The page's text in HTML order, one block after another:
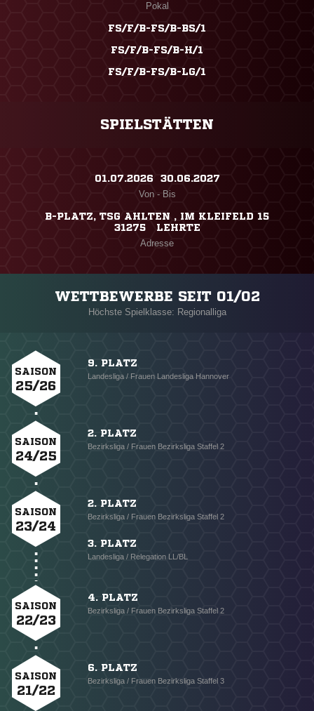
Pokal
FS/F/B-FS/B-BS/1
FS/F/B-FS/B-H/1
FS/F/B-FS/B-LG/1
SPIELSTÄTTEN
01.07.2026 ​ 30.06.2027
Von - Bis
B-PLATZ, TSG AHLTEN , IM KLEIFELD 15
31275 LEHRTE
Adresse
WETTBEWERBE SEIT 01/02
Höchste Spielklasse: Regionalliga
SAISON
25/26
9. PLATZ
Landesliga / Frauen Landesliga Hannover
SAISON
24/25
2. PLATZ
Bezirksliga / Frauen Bezirksliga Staffel 2
SAISON
23/24
2. PLATZ
Bezirksliga / Frauen Bezirksliga Staffel 2
3. PLATZ
Landesliga / Relegation LL/BL
SAISON
22/23
4. PLATZ
Bezirksliga / Frauen Bezirksliga Staffel 2
SAISON
21/22
6. PLATZ
Bezirksliga / Frauen Bezirksliga Staffel 3